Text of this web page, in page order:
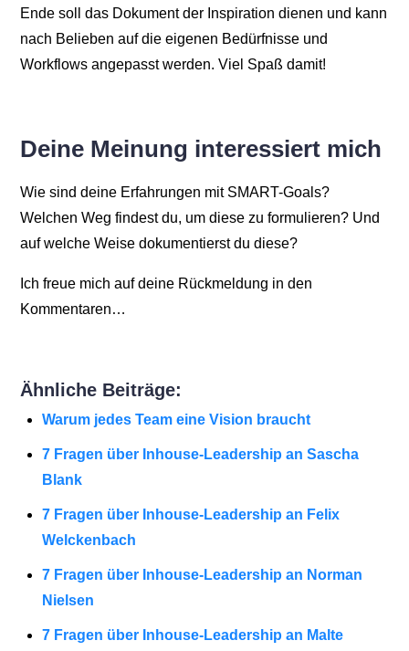
Ende soll das Dokument der Inspiration dienen und kann
nach Belieben auf die eigenen Bedürfnisse und
Workflows angepasst werden. Viel Spaß damit!
Deine Meinung interessiert mich
Wie sind deine Erfahrungen mit SMART-Goals?
Welchen Weg findest du, um diese zu formulieren? Und
auf welche Weise dokumentierst du diese?
Ich freue mich auf deine Rückmeldung in den
Kommentaren…
Ähnliche Beiträge:
Warum jedes Team eine Vision braucht
7 Fragen über Inhouse-Leadership an Sascha
Blank
7 Fragen über Inhouse-Leadership an Felix
Welckenbach
7 Fragen über Inhouse-Leadership an Norman
Nielsen
7 Fragen über Inhouse-Leadership an Malte